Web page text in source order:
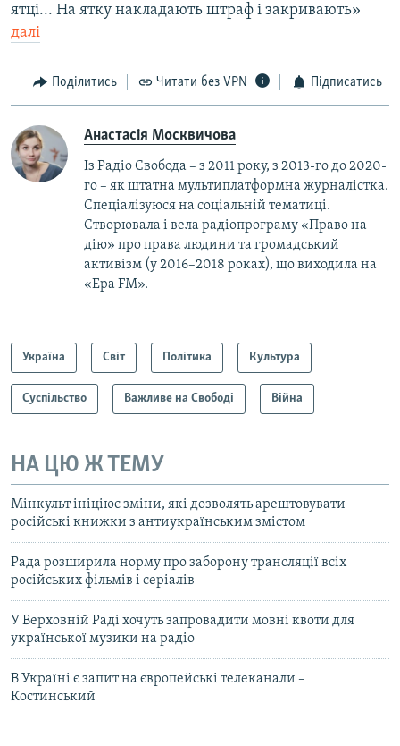
ятці... На ятку накладають штраф і закривають»
далі
Поділитись Читати без VPN Підписатись
Анастасія Москвичова
Із Радіо Свобода – з 2011 року, з 2013-го до 2020-
го – як штатна мультиплатформна журналістка.
Спеціалізуюся на соціальній тематиці.
Створювала і вела радіопрограму «Право на
дію» про права людини та громадський
активізм (у 2016–2018 роках), що виходила на
«Ера FM».
Україна Світ Політика Культура
Суспільство Важливе на Свободі Війна
НА ЦЮ Ж ТЕМУ
Мінкульт ініціює зміни, які дозволять арештовувати
російські книжки з антиукраїнським змістом
Рада розширила норму про заборону трансляції всіх
російських фільмів і серіалів
У Верховній Раді хочуть запровадити мовні квоти для
української музики на радіо
В Україні є запит на європейські телеканали –
Костинський